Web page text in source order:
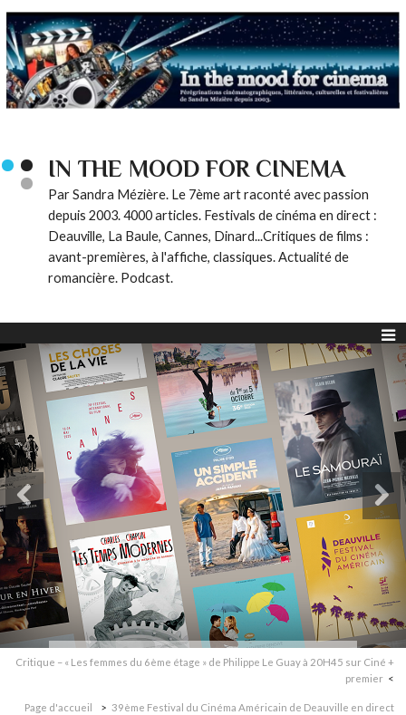
IN THE MOOD FOR CINEMA
Par Sandra Mézière. Le 7ème art raconté avec passion
depuis 2003. 4000 articles. Festivals de cinéma en direct :
Deauville, La Baule, Cannes, Dinard...Critiques de films :
avant-premières, à l'affiche, classiques. Actualité de
romancière. Podcast.
Critique – « Les femmes du 6ème étage » de Philippe Le Guay à 20H45 sur Ciné +
premier
Page d'accueil 39ème Festival du Cinéma Américain de Deauville en direct